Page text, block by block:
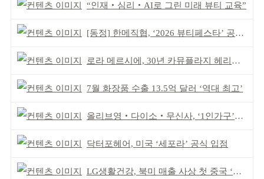
“인재‧심리‧AI로 그린 미래 뷰티 교육”
[동정] 한메직협, ‘2026 뷰티페스타’ 공동 주최
로라 메르시에, 30년 카뮤플라지 헤리티지 담아
7월 화장품 수출 13.5억 달러 ‘역대 최고’
올리브영‧다이소‧무신사, ‘1인가구’가 이끈다
닥터포헤어, 미국 ‘세포라’ 공식 입점
LG생활건강, 북미 매출 사상 첫 중국 ‘추월’